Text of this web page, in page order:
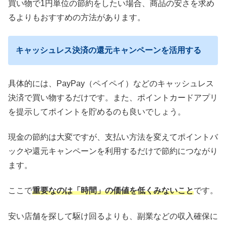
買い物で1円単位の節約をしたい場合、商品の安さを求め
るよりもおすすめの方法があります。
キャッシュレス決済の還元キャンペーンを活用する
具体的には、PayPay（ペイペイ）などのキャッシュレス
決済で買い物するだけです。また、ポイントカードアプリ
を提示してポイントを貯めるのも良いでしょう。
現金の節約は大変ですが、支払い方法を変えてポイントバ
ックや還元キャンペーンを利用するだけで節約につながり
ます。
ここで重要なのは「時間」の価値を低くみないことです。
安い店舗を探して駆け回るよりも、副業などの収入確保に